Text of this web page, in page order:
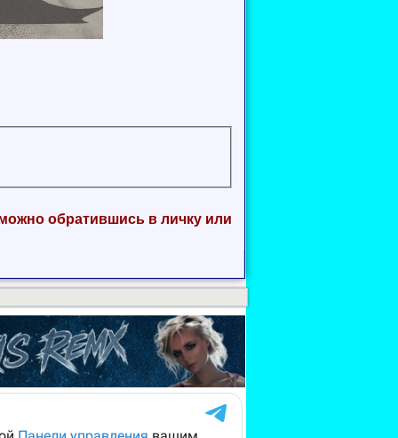
обратившись в личку или